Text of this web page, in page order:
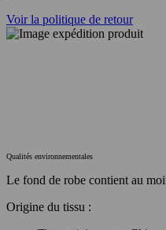
Voir la politique de retour
Qualités environnementales
Le fond de robe contient au
Origine du tissu :